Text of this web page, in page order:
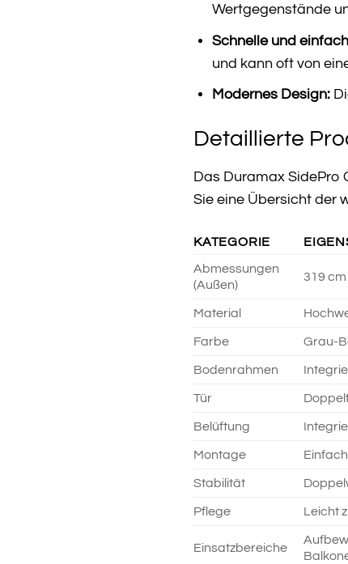
Wertgegenstände
Schnelle und
und kann oft von
Modernes Design:
Detaillierte
Das Duramax SidePro
Sie eine Übersicht der
KATEGORIE
Abmessungen
(Außen)
319 cm
Material
Farbe Grau-
Bodenrahmen
Tür
Belüftung
Montage
Stabilität
Pflege Leicht
Einsatzbereiche